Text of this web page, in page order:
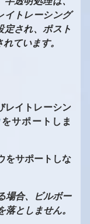
イトレーシング
定され、ポスト
ています。
レイトレーシン
をサポートしま
をサポートしな
場合、ビルボー
としません。